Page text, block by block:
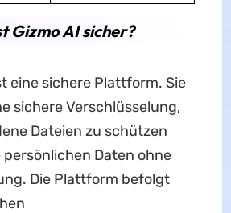
Gizmo AI sicher?
eine sichere Plattform. Sie
sichere Verschlüsselung,
Dateien zu schützen
Daten ohne
Die Plattform befolgt